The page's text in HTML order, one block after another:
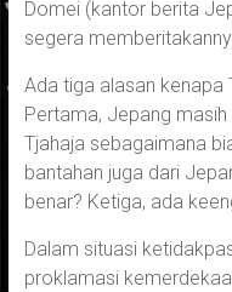
Domei (kantor berita
segera
Ada tiga alasan kenapa
Pertama, Jepang
Tjahaja sebagaimana
bantahan juga dari
benar? Ketiga, ada
Dalam situasi
proklamasi